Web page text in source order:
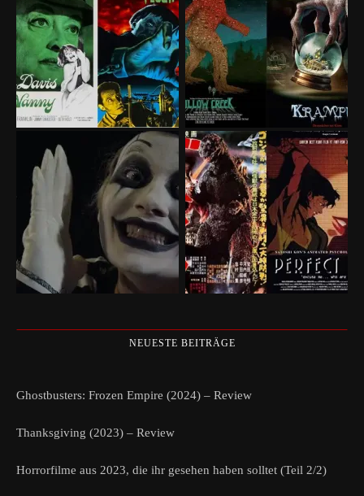
NEUESTE BEITRÄGE
Ghostbusters: Frozen Empire (2024) – Review
Thanksgiving (2023) – Review
Horrorfilme aus 2023, die ihr gesehen haben solltet (Teil 2/2)